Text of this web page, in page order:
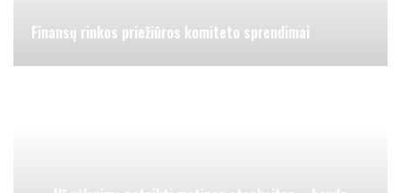
Finansų rinkos priežiūros komiteto sprendimai